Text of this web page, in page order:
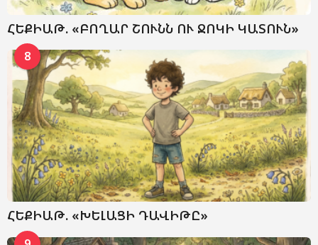
ՀԵՔԻԱԹ. «ԲՈՂԱՐ ՇՈՒՆՆ ՈՒ ՋՈԿԻ ԿԱՏՈՒՆ»
8
ՀԵՔԻԱԹ. «ԽԵԼԱՑԻ ԴԱՎԻԹԸ»